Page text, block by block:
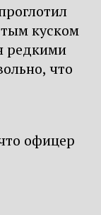
куском
редкими
что
офицер